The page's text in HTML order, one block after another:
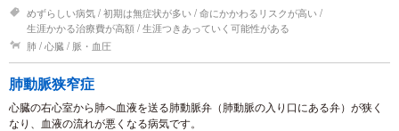
めずらしい病気 初期は無症状が多い 命にかかわるリスクが高い
生涯かかる治療費が高額 生涯つきあっていく可能性がある
肺
心臓 脈・血圧
肺動脈狭窄症
心臓の右心室から肺へ血液を送る肺動脈弁（肺動脈の入り口にある弁）が狭く
なり、血液の流れが悪くなる病気です。